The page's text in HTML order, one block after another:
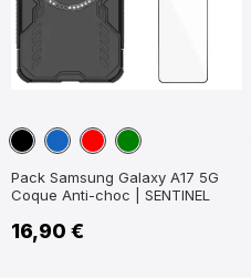
NoirBleuRouge
Vert
Pack Samsung Galaxy A17 5G
Coque Anti-choc | SENTINEL
16,90 €